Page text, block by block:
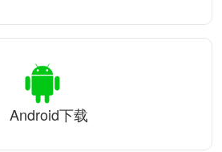
Android下载